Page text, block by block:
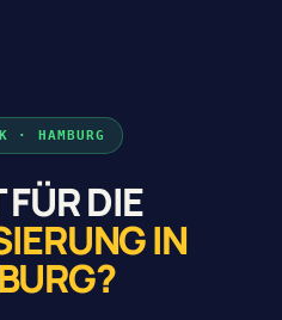
· HAMBURG
FÜR DIE
IN